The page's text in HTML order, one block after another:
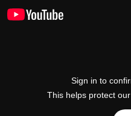
Sign in to
This helps protect